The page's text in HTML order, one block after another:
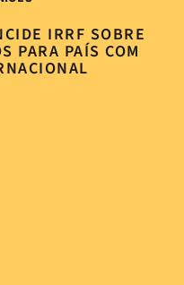
IRRF SOBRE
PARA PAÍS COM